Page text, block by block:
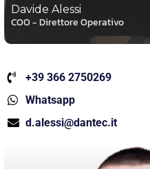
Davide Alessi
COO - Direttore Operativo
+39 366 2750269
Whatsapp
d.alessi@dantec.it